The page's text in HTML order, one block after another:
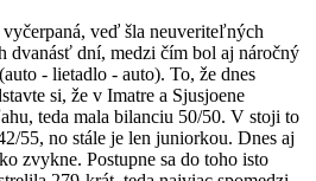
veď šla neuveriteľných
dvanásť dní, medzi čím bol aj náročný
- lietadlo - auto). To, že dnes
si, že v Imatre a Sjusjoene
teda mala bilanciu 50/50. V stoji to
55, no stále je len juniorkou. Dnes aj
zvykne. Postupne sa do toho isto